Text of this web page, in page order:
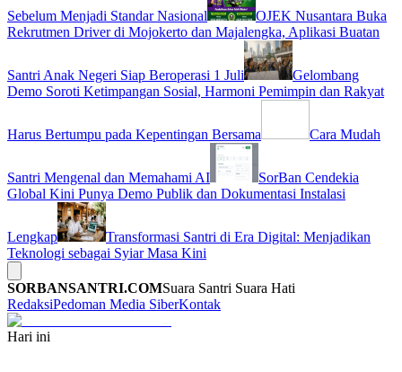
Sebelum Menjadi Standar Nasional
OJEK Nusantara Buka
Rekrutmen Driver di Mojokerto dan Majalengka, Aplikasi Buatan
Santri Anak Negeri Siap Beroperasi 1 Juli
Gelombang
Demo Soroti Ketimpangan Sosial, Harmoni Pemimpin dan Rakyat
Harus Bertumpu pada Kepentingan Bersama Cara Mudah
Santri Mengenal dan Memahami AI
SorBan Cendekia
Global Kini Punya Demo Publik dan Dokumentasi Instalasi
Lengkap
Transformasi Santri di Era Digital: Menjadikan
Teknologi sebagai Syiar Masa Kini
SORBANSANTRI.COMSuara Santri Suara Hati
RedaksiPedoman Media SiberKontak
Hari ini